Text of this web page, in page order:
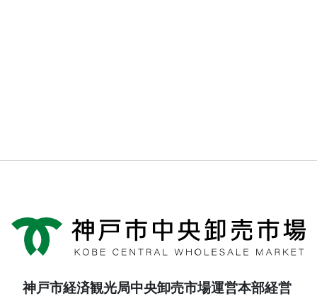
神戸市経済観光局中央卸売市場運営本部経営